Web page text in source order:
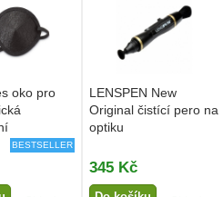
oko pro
BESTSELLER
LENSPEN New
Original čistící pero na
optiku
345 Kč